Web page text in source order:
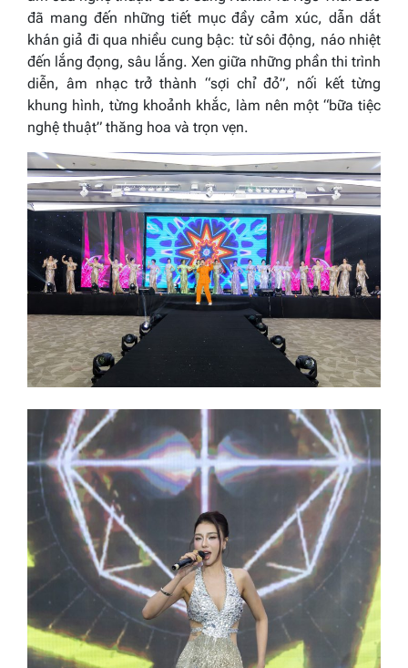
đã mang đến những tiết mục đầy cảm xúc, dẫn dắt
khán giả đi qua nhiều cung bậc: từ sôi động, náo nhiệt
đến lắng đọng, sâu lắng. Xen giữa những phần thi trình
diễn, âm nhạc trở thành “sợi chỉ đỏ”, nối kết từng
khung hình, từng khoảnh khắc, làm nên một “bữa tiệc
nghệ thuật” thăng hoa và trọn vẹn.